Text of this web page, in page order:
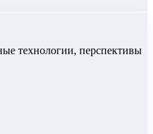
технологии, перспективы